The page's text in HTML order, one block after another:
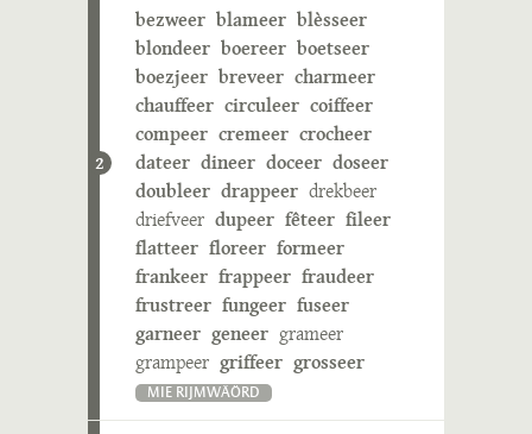
2
bezweer blameer blèsseer
blondeer boereer boetseer
boezjeer breveer charmeer
chauffeer circuleer coiffeer
compeer cremeer crocheer
dateer dineer doceer doseer
doubleer drappeer drekbeer
driefveer dupeer fêteer fileer
flatteer floreer formeer
frankeer frappeer fraudeer
frustreer fungeer fuseer
garneer geneer grameer
grampeer griffeer grosseer
MIE RIJMWÄÖRD